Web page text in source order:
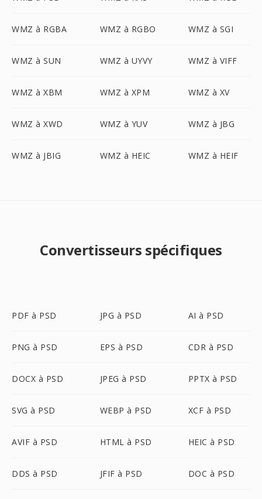
WMZ à RGBA WMZ à RGBO WMZ à SGI
WMZ à SUN WMZ à UYVY WMZ à VIFF
WMZ à XBM WMZ à XPM WMZ à XV
WMZ à XWD WMZ à YUV WMZ à JBG
WMZ à JBIG WMZ à HEIC WMZ à HEIF
Convertisseurs spécifiques
PDF à PSD JPG à PSD AI à PSD
PNG à PSD EPS à PSD CDR à PSD
DOCX à PSD JPEG à PSD PPTX à PSD
SVG à PSD WEBP à PSD XCF à PSD
AVIF à PSD HTML à PSD HEIC à PSD
DDS à PSD JFIF à PSD DOC à PSD